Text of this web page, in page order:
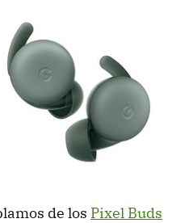
de los Pixel Buds